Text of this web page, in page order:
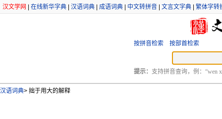
汉文学网 在线新华字典 汉语词典 成语词典 中文转拼音 文言文字典 繁体字转
按拼音检索 按部首检索
提示： 支持拼音查询，例：“wen
汉语词典> 拙于用大的解释